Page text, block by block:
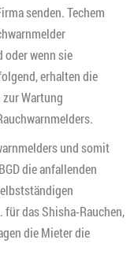
senden. Techem
oder wenn sie
erhalten die
Wartung
und somit
die anfallenden
das Shisha-Rauchen,
die Mieter die